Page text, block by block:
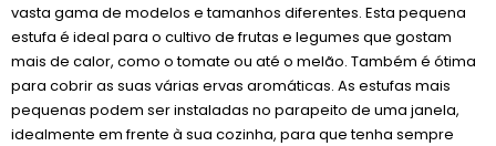
vasta gama de modelos e tamanhos diferentes. Esta pequena
estufa é ideal para o cultivo de frutas e legumes que gostam
mais de calor, como o tomate ou até o melão. Também é ótima
para cobrir as suas várias ervas aromáticas. As estufas mais
pequenas podem ser instaladas no parapeito de uma janela,
idealmente em frente à sua cozinha, para que tenha sempre